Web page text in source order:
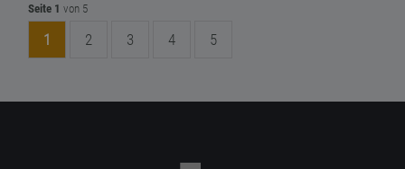
Seite 1 von 5
1 2 3 4 5